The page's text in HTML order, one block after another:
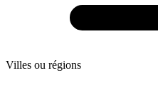
Villes ou régions